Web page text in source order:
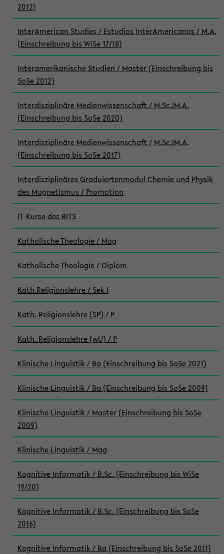
2012)
InterAmerican Studies / Estudios InterAmericanos / M.A.
(Einschreibung bis WiSe 17/18)
Interamerikanische Studien / Master (Einschreibung bis
SoSe 2012)
Interdisziplinäre Medienwissenschaft / M.Sc.|M.A.
(Einschreibung bis SoSe 2020)
Interdisziplinäre Medienwissenschaft / M.Sc.|M.A.
(Einschreibung bis SoSe 2017)
Interdisziplinäres Graduiertenmodul Chemie und Physik
des Magnetismus / Promotion
IT-Kurse des BITS
Katholische Theologie / Mag
Katholische Theologie / Diplom
Kath.Religionslehre / Sek I
Kath. Religionslehre (SP) / P
Kath. Religionslehre (wU) / P
Klinische Linguistik / Ba (Einschreibung bis SoSe 2021)
Klinische Linguistik / Ba (Einschreibung bis SoSe 2009)
Klinische Linguistik / Master (Einschreibung bis SoSe
2009)
Klinische Linguistik / Mag
Kognitive Informatik / B.Sc. (Einschreibung bis WiSe
19/20)
Kognitive Informatik / B.Sc. (Einschreibung bis SoSe
2016)
Kognitive Informatik / Ba (Einschreibung bis SoSe 2011)